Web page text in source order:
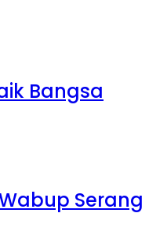
Bangsa
Serang